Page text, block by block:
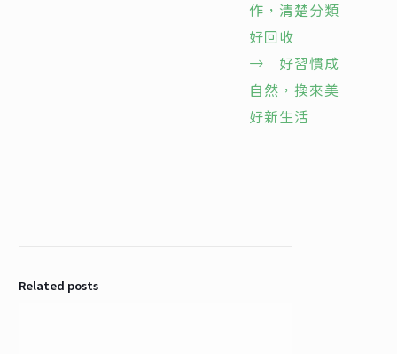
作，清楚分類
好回收
→ 好習慣成
自然，換來美
好新生活
Related posts